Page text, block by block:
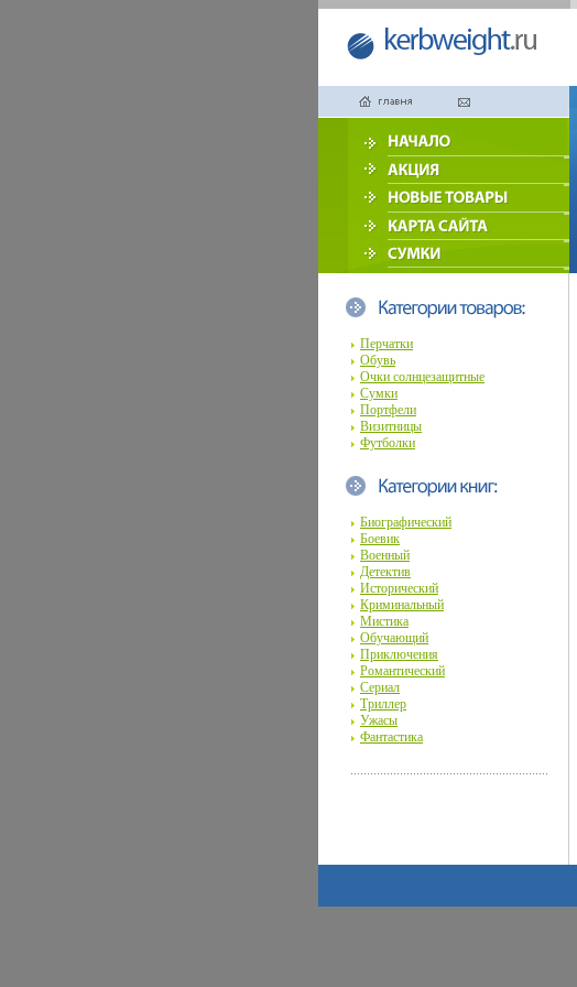
Перчатки
Обувь
Очки солнцезащитные
Сумки
Портфели
Визитницы
Футболки
Биографический
Боевик
Военный
Детектив
Исторический
Криминальный
Мистика
Обучающий
Приключения
Романтический
Сериал
Триллер
Ужасы
Фантастика